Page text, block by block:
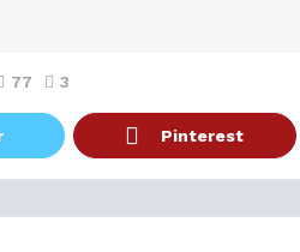
77 3
Pinterest